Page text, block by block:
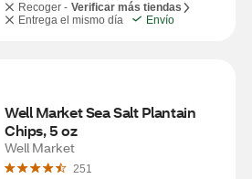
Recoger - Verificar más tiendas
Entrega el mismo día
Envío
Well Market Sea Salt Plantain
Chips, 5 oz
Well Market
251